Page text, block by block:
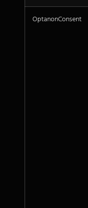
OptanonConsent